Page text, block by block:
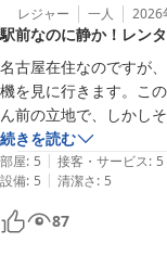
2026-06-21
レジャー 一人 2026
駅前なのに静か！レン
名古屋在住なのですが
機を見に行きます。こ
ん前の立地で、しかし
なことこの上ありませ
風呂はそこでゆったり
フライまであります。
そして特筆すべきはレ
チまで、潮風の中のサ
続きを読む
部屋: 5 | 接客・サービス: 5
設備: 5 | 清潔さ: 5
87